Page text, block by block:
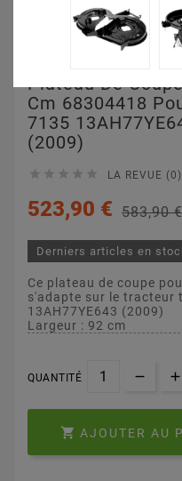
Plateau De
Cm 68304418
7135
(2009)
     LA REVUE (0)
523,90 € 583,90 €
Derniers articles en
Ce plateau de coupe
s'adapte sur le tracteur
13AH77YE643 (2009)
Largeur : 92 cm
QUANTITÉ
 AJOUTER AU